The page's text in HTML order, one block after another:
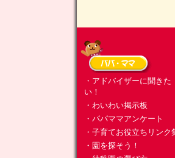
・アドバイザーに聞きた
い！
・わいわい掲示板
・パパママアンケート
・子育てお役立ちリンク
・園を探そう！